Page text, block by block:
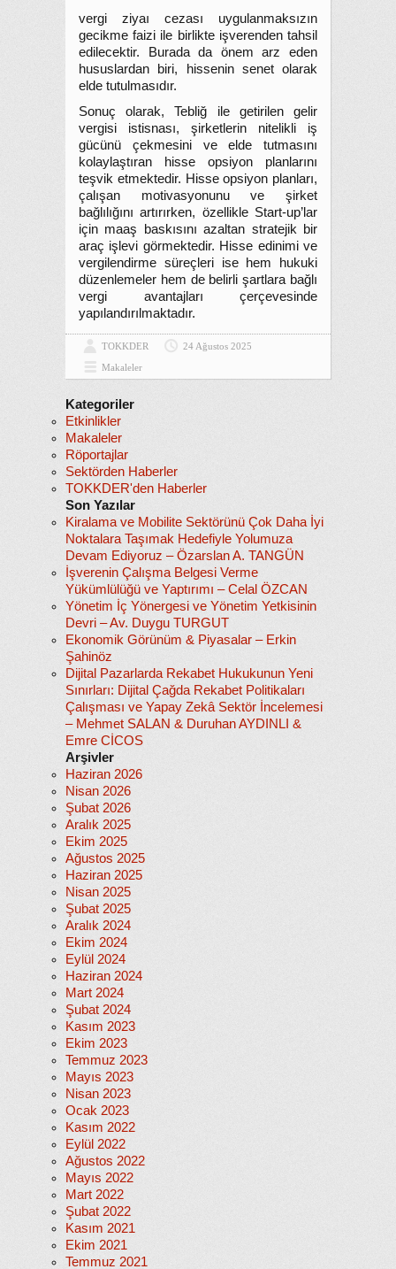
vergi ziyaı cezası uygulanmaksızın
gecikme faizi ile birlikte işverenden tahsil
edilecektir. Burada da önem arz eden
hususlardan biri, hissenin senet olarak
elde tutulmasıdır.
Sonuç olarak, Tebliğ ile getirilen gelir
vergisi istisnası, şirketlerin nitelikli iş
gücünü çekmesini ve elde tutmasını
kolaylaştıran hisse opsiyon planlarını
teşvik etmektedir. Hisse opsiyon planları,
çalışan motivasyonunu ve şirket
bağlılığını artırırken, özellikle Start-up’lar
için maaş baskısını azaltan stratejik bir
araç işlevi görmektedir. Hisse edinimi ve
vergilendirme süreçleri ise hem hukuki
düzenlemeler hem de belirli şartlara bağlı
vergi avantajları çerçevesinde
yapılandırılmaktadır.
TOKKDER
24 Ağustos 2025
Makaleler
Kategoriler
Etkinlikler
Makaleler
Röportajlar
Sektörden Haberler
TOKKDER'den Haberler
Son Yazılar
Kiralama ve Mobilite Sektörünü Çok Daha İyi
Noktalara Taşımak Hedefiyle Yolumuza
Devam Ediyoruz – Özarslan A. TANGÜN
İşverenin Çalışma Belgesi Verme
Yükümlülüğü ve Yaptırımı – Celal ÖZCAN
Yönetim İç Yönergesi ve Yönetim Yetkisinin
Devri – Av. Duygu TURGUT
Ekonomik Görünüm & Piyasalar – Erkin
Şahinöz
Dijital Pazarlarda Rekabet Hukukunun Yeni
Sınırları: Dijital Çağda Rekabet Politikaları
Çalışması ve Yapay Zekâ Sektör İncelemesi
– Mehmet SALAN & Duruhan AYDINLI &
Emre CİCOS
Arşivler
Haziran 2026
Nisan 2026
Şubat 2026
Aralık 2025
Ekim 2025
Ağustos 2025
Haziran 2025
Nisan 2025
Şubat 2025
Aralık 2024
Ekim 2024
Eylül 2024
Haziran 2024
Mart 2024
Şubat 2024
Kasım 2023
Ekim 2023
Temmuz 2023
Mayıs 2023
Nisan 2023
Ocak 2023
Kasım 2022
Eylül 2022
Ağustos 2022
Mayıs 2022
Mart 2022
Şubat 2022
Kasım 2021
Ekim 2021
Temmuz 2021